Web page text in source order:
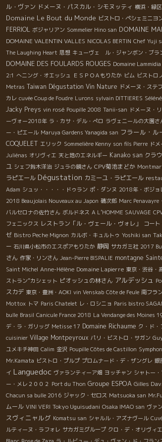
ル・ヴァン ドメーヌ・パスカル・シモヌッティ 横浜・緑区
Domaine Le Bout du Monde ビストロ・ペシェミニヨ
FERRIOL ボジャリアン Sommelier Hino san DOMAINE
DOMAINE VALENTIN VALLES NICOLAS BERTIN Chef Yuji
The Laughing Heart 思想 キューヴェ ル・ジャンボン・ブラ
DOMAINE DES FOULARDS ROUGES Domaine Lammidia
2:1 へニング・オエッシュ ＥＳＰＯＡもりたか ビム ビストロ
Metras Taiwan Dégustation Vin Nature ドメーヌ・ステ
カレ cuvée Coup de Foudre Lurons sylvain DITTIERES
Jacky Preys vin rosé Poupille 2008 Tanii-san ドメーヌ・
ーヴォー2018年 ラ・カサ・デル・ぺロ ラヴェニールの大園さ
ー・ピエール Maruya Gardens Yanagida san フラール・ル
COQUELET エリック Sommelière Kenny son fils Pierre ド
Juliénas オリヴィエ 天と地のエネルギー Kanako san クラ
ユ シェフ鈴木洋治 ジュラの鏡さん CPV菊池まどか
ラピエール Dégustation カミーユ・ラピエール
Adam シュッ・・・・・ドゥラン ポ・ダンヌ 2018年・ボジョ
2018 Beaujolais Nouveaux au Japon 磯次郎 Marc Penavayre
バルセロナの佐竹さん ボルドネス A L’HOMME SAUVAGE
フェニックス レストラン「ル・ヴェール・ヴォレ」 コー
ゼ Bistro Peche Mignon カルボ・キュルトゥ Yoshiki san
ー 石川県小松市のエスポアもりたか 静岡 サカガミ社 2017
さん 作家・リンさん Jean-Pierre BISPALIE montagne
Saint Michel Anne-Hélène Domaine Lapierre 東京・渋谷・
ストラン”カシェット ピオッシュの林さん アルデッシュ
スカデ 東京・豊洲・AOKI vin Venskab Côte de Feule 南フラ
Mottox トマ Paris Chatelet レ・ロシニョ Paris bistro
bulle Brasil Canicule France 2018 La Vendange des Moines
デ・ラ・ガリッグ Metisse 17 Domaine Richaume ク・ド・
cuisinier Village Montpeyroux パリ・ビストロ・サガン
ユメキチ神田 Calim 金沢 Poupille Côtes de Castillon
Mr.Kamata ビストロ・プルプ プロムナード・デ・ザングレ 銀
イ Languedoc ヴァランティーア畑 ヨッチャン シャトー
ー・メレ２００２ Port du Thon Groupe ESPOA Gilles
Chacun sa bulle 2016 ジャック・セロス Matsuoka san
ムール VINI VERI Tokyo Uguisudani Osaka IMAO san ヴァ
スヴィニャルグ Komatsu san シャルル・アズナヴール
ルティーヌ・ラフォレ サカガミグループ クロ・デ・オリヴィエ